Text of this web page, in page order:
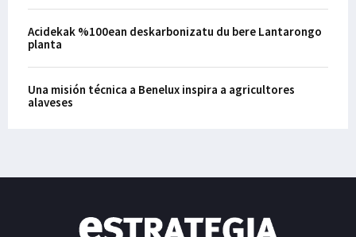
Acidekak %100ean deskarbonizatu du bere Lantarongo
planta
Una misión técnica a Benelux inspira a agricultores
alaveses